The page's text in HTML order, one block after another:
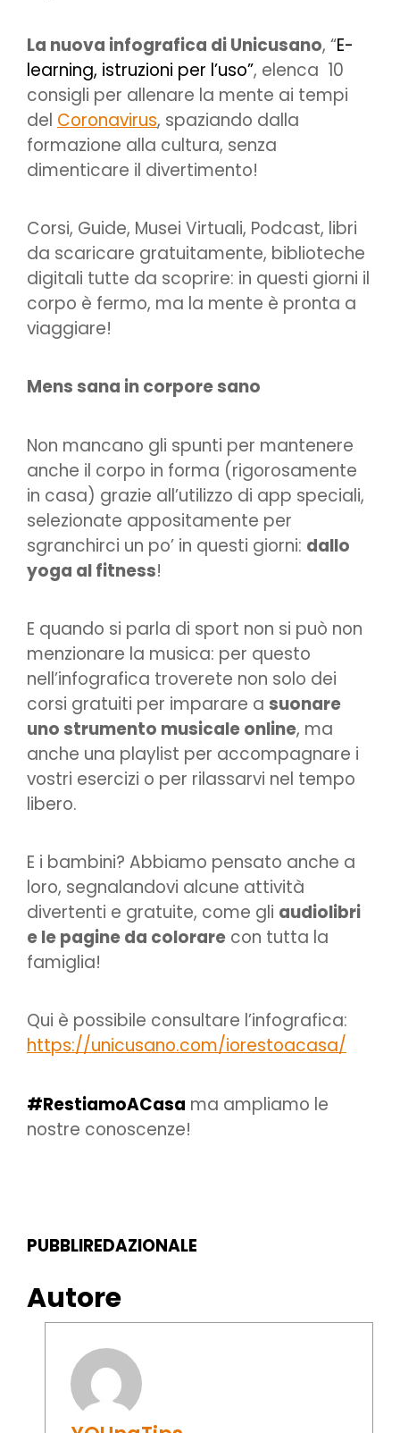
La nuova infografica di Unicusano, “E-
learning, istruzioni per l’uso”, elenca 10
consigli per allenare la mente ai tempi
del Coronavirus, spaziando dalla
formazione alla cultura, senza
dimenticare il divertimento!
Corsi, Guide, Musei Virtuali, Podcast, libri
da scaricare gratuitamente, biblioteche
digitali tutte da scoprire: in questi giorni il
corpo è fermo, ma la mente è pronta a
viaggiare!
Mens sana in corpore sano
Non mancano gli spunti per mantenere
anche il corpo in forma (rigorosamente
in casa) grazie all’utilizzo di app speciali,
selezionate appositamente per
sgranchirci un po’ in questi giorni: dallo
yoga al fitness!
E quando si parla di sport non si può non
menzionare la musica: per questo
nell’infografica troverete non solo dei
corsi gratuiti per imparare a suonare
uno strumento musicale online, ma
anche una playlist per accompagnare i
vostri esercizi o per rilassarvi nel tempo
libero.
E i bambini? Abbiamo pensato anche a
loro, segnalandovi alcune attività
divertenti e gratuite, come gli audiolibri
e le pagine da colorare con tutta la
famiglia!
Qui è possibile consultare l’infografica:
https://unicusano.com/iorestoacasa/
#RestiamoACasa ma ampliamo le
nostre conoscenze!
PUBBLIREDAZIONALE
Autore